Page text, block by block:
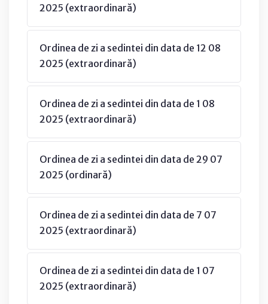
2025 (extraordinară)
Ordinea de zi a sedintei din data de 12 08
2025 (extraordinară)
Ordinea de zi a sedintei din data de 1 08
2025 (extraordinară)
Ordinea de zi a sedintei din data de 29 07
2025 (ordinară)
Ordinea de zi a sedintei din data de 7 07
2025 (extraordinară)
Ordinea de zi a sedintei din data de 1 07
2025 (extraordinară)